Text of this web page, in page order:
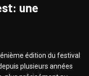
une
édition du festival
plusieurs années